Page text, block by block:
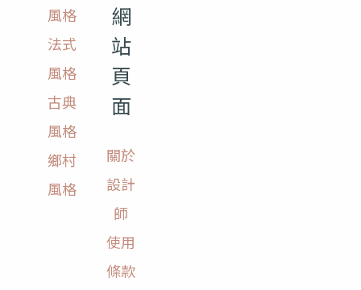
風格
法式
風格
古典
風格
鄉村
風格
網
站
頁
面
關於
設計
師
使用
條款